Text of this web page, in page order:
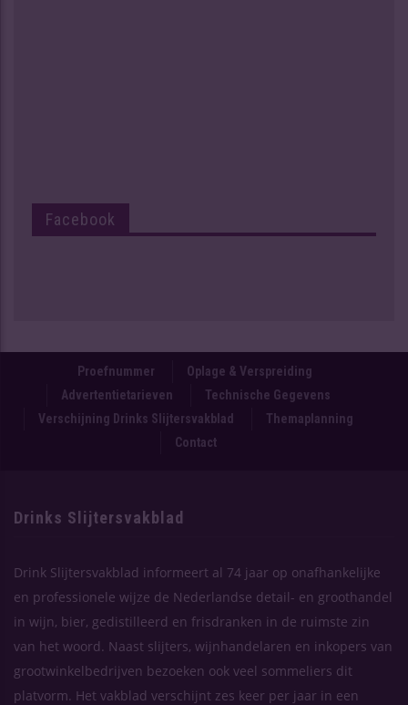
Facebook
Proefnummer
Oplage & Verspreiding
Advertentietarieven
Technische Gegevens
Verschijning Drinks Slijtersvakblad
Themaplanning
Contact
Drinks Slijtersvakblad
Drink Slijtersvakblad informeert al 74 jaar op onafhankelijke
en professionele wijze de Nederlandse detail- en groothandel
in wijn, bier, gedistilleerd en frisdranken in de ruimste zin
van het woord. Naast slijters, wijnhandelaren en inkopers van
grootwinkelbedrijven bezoeken ook veel sommeliers dit
platvorm. Het vakblad verschijnt zes keer per jaar in een